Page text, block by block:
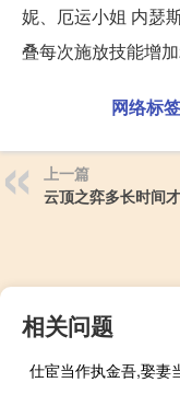
妮、厄运小姐 内瑟
叠每次施放技能增
网络标
上一篇
云顶之弈多长时间
相关问题